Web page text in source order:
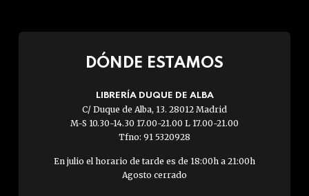
DÓNDE ESTAMOS
LIBRERÍA DUQUE DE ALBA
C/ Duque de Alba, 13. 28012 Madrid
M-S 10.30-14.30 17.00-21.00 L 17.00-21.00
Tfno: 91 5320928
En julio el horario de tarde es de 18:00h a 21:00h
Agosto cerrado